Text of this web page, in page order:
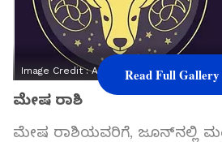
Image Credit :Asianet News
ಮೇಷ ರಾಶಿ
ಮೇಷ ರಾಶಿಯವರಿಗೆ, ಜೂನ್‌ನಲ್ಲಿ
Read Full Gallery